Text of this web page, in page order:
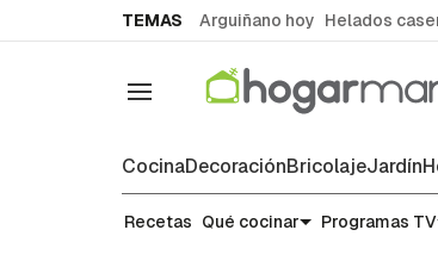
TEMAS Arguiñano hoy Helados
Navegación
CocinaDecoraciónBricolajeJardín
Recetas
Recetas Qué cocinar Programas TV